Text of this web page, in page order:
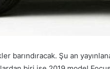
barındıracak. Şu an